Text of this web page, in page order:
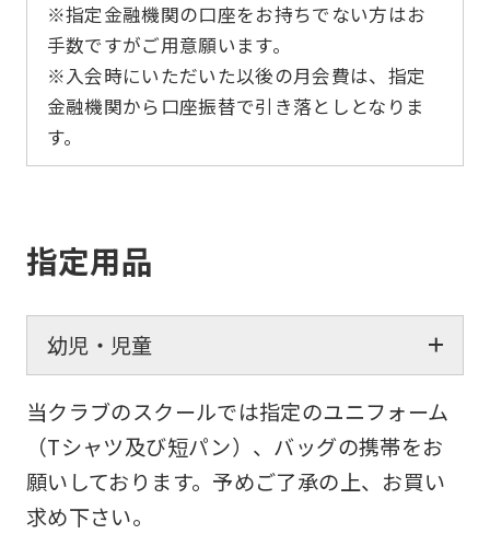
※指定金融機関の口座をお持ちでない方はお
手数ですがご用意願います。
※入会時にいただいた以後の月会費は、指定
金融機関から口座振替で引き落としとなりま
す。
指定用品
幼児・児童
当クラブのスクールでは指定のユニフォーム
（Tシャツ及び短パン）、バッグの携帯をお
願いしております。予めご了承の上、お買い
求め下さい。